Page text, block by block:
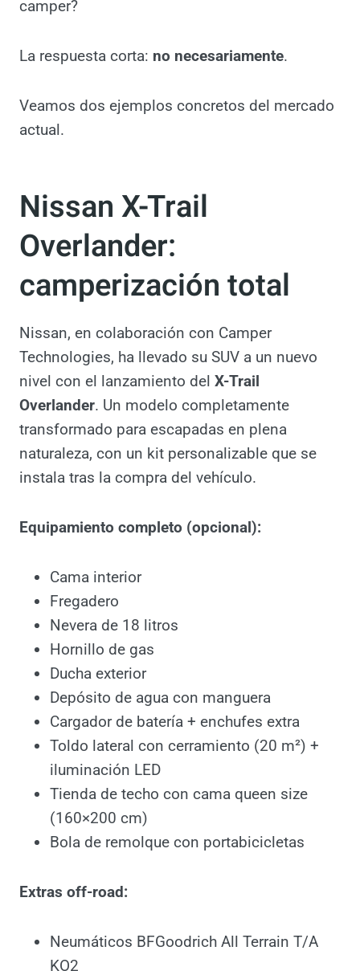
todoterreno o familiares que se adaptan
más libre y aventurera. Pero, ¿basta con
llamarlo camper?
Veamos dos ejemplos concretos del
mercado actual.
Nissan X-Trail
Overlander:
camperización total
Nissan, en colaboración con Camper
Technologies, ha llevado su SUV a un nuevo
nivel con el lanzamiento delX-Trail
transformado para escapadas en plena
instala tras la compra del vehículo.
Equipamiento completo (opcional):
Cama interior
Fregadero
Nevera de 18 litros
Hornillo de gas
Ducha exterior
Depósito de agua con manguera
Cargador de batería + enchufes extra
Toldo lateral con cerramiento (20 m²) +
Tienda de techo con cama queen size
Bola de remolque con portabicicletas